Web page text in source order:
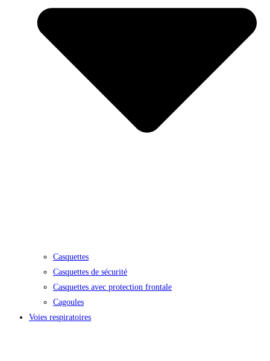
Casquettes
Casquettes de sécurité
Casquettes avec protection frontale
Cagoules
Voies respiratoires